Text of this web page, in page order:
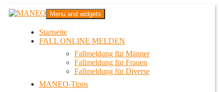
Zum
InhaltMANEO
Das schwule Anti-Gewalt-Projekt in Berlin
Menu and widgets
Startseite
FALL ONLINE MELDEN
Fallmeldung für Männer
Fallmeldung für Frauen
Fallmeldung für Diverse
MANEO-Tipps